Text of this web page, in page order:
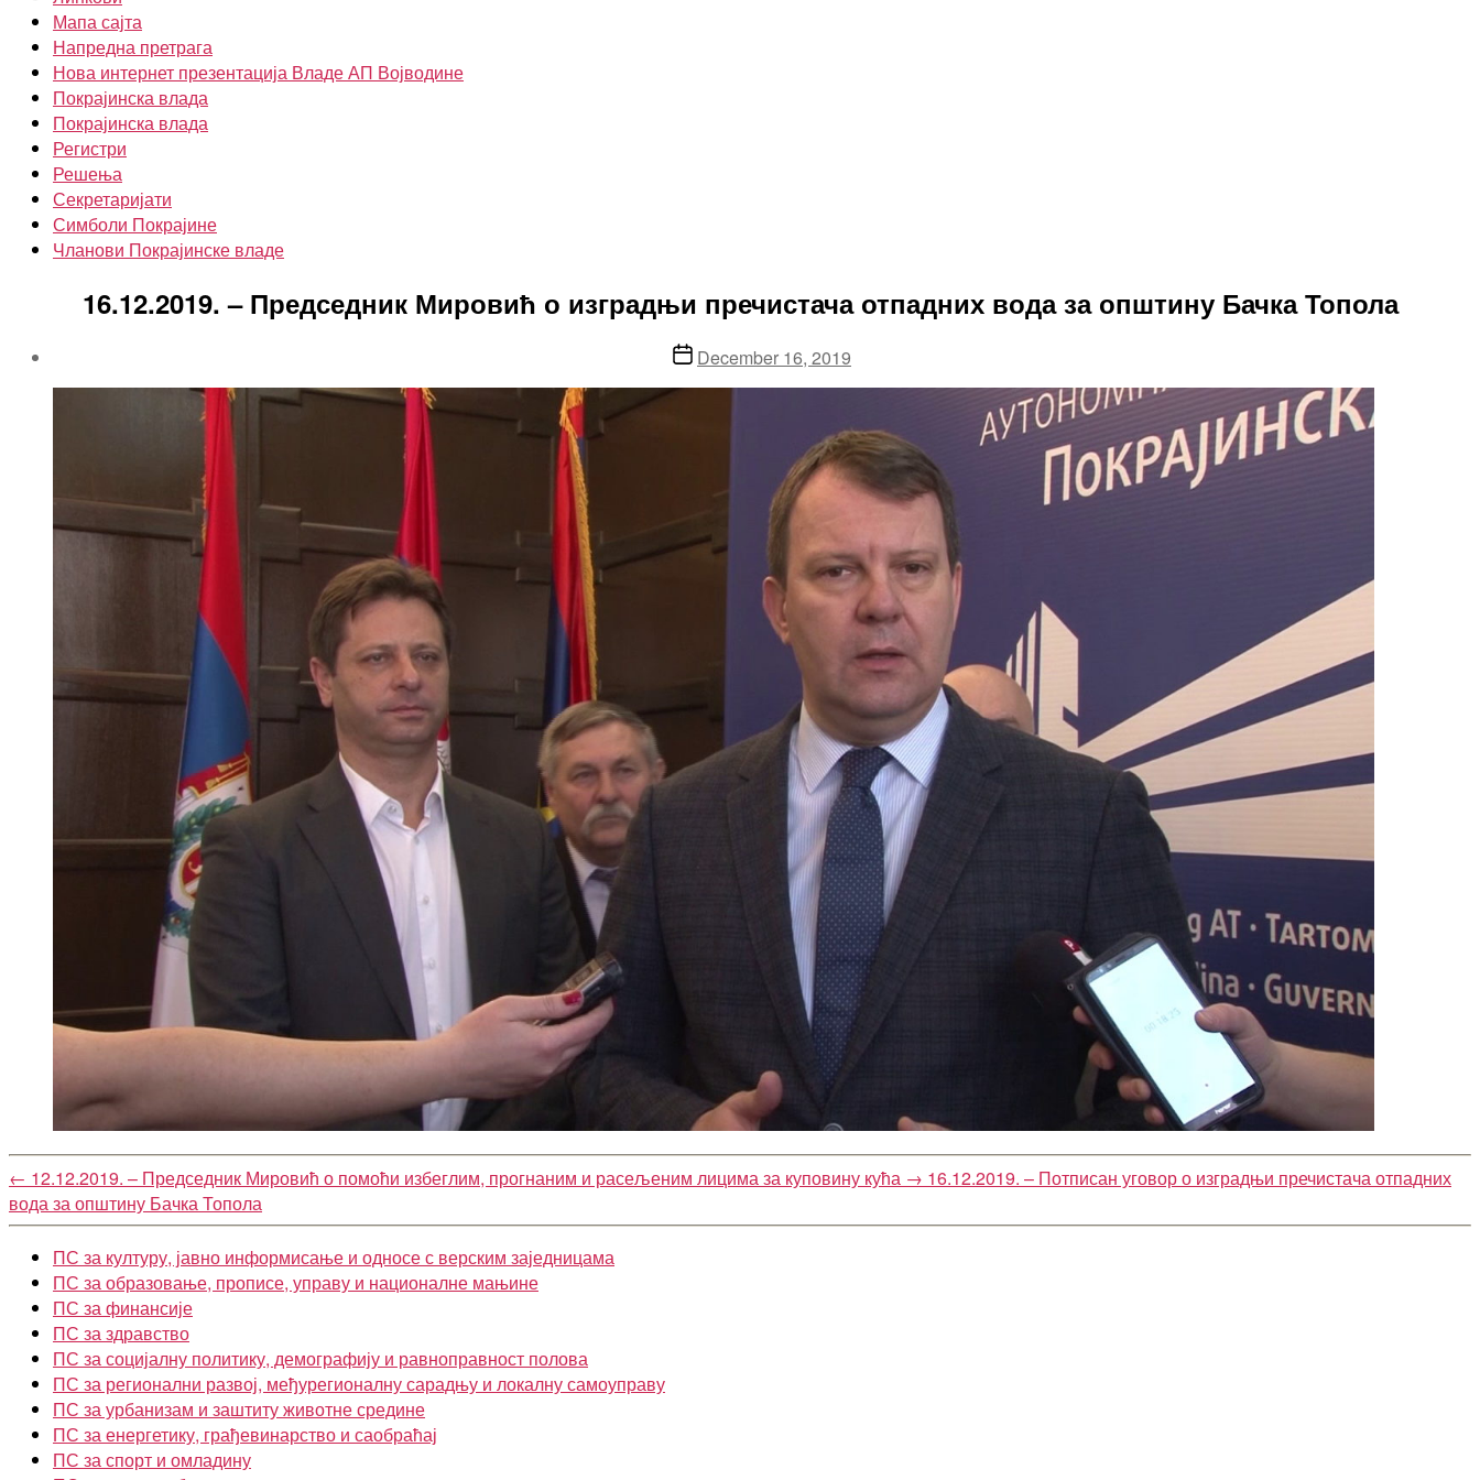
Мапа сајта
Напредна претрага
Нова интернет презентација Владе АП Војводине
Покрајинска влада
Покрајинска влада
Регистри
Решења
Секретаријати
Симболи Покрајине
Чланови Покрајинске владе
16.12.2019. – Председник Мировић о изградњи пречистача отпадних вода за општину Бачка Топола
PostDecember 16, 2019
← 12.12.2019. – Председник Мировић о помоћи избеглим, прогнаним и расељеним лицима за куповину кућа → 16.12.2019. – Потписан уговор о изградњи пречистача отпадних
вода за општину Бачка Топола
ПС за културу, јавно информисање и односе с верским заједницама
ПС за образовање, прописе, управу и националне мањине
ПС за финансије
ПС за здравство
ПС за социјалну политику, демографију и равноправност полова
ПС за регионални развој, међурегионалну сарадњу и локалну самоуправу
ПС за урбанизам и заштиту животне средине
ПС за енергетику, грађевинарство и саобраћај
ПС за спорт и омладину